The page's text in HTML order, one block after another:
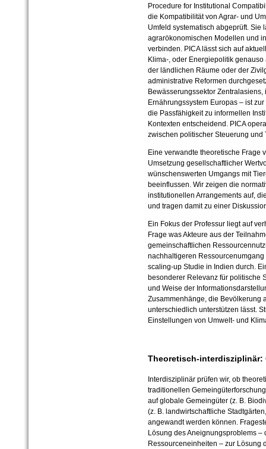
Procedure for Institutional
die Kompatibilität von Agrar- und
Umfeld systematisch abgeprüft. Sie
agrarökonomischen Modellen und
verbinden. PICA lässt sich auf
Klima-, oder Energiepolitik
der ländlichen Räume oder der
administrative Reformen
Bewässerungssektor
Ernährungssystem Europas – ist
die Passfähigkeit zu informellen
Kontexten entscheidend. PICA
zwischen politischer Steuerung und
Eine verwandte theoretische Frage
Umsetzung gesellschaftlicher
wünschenswerten Umgangs mit
beeinflussen. Wir zeigen die
institutionellen Arrangements auf,
und tragen damit zu einer
Ein Fokus der Professur liegt auf
Frage was Akteure aus der
gemeinschaftlichen
nachhaltigeren
scaling-up Studie in Indien durch.
besonderer Relevanz für politische
und Weise der
Zusammenhänge, die Bevölkerung
unterschiedlich unterstützen lässt.
Einstellungen von Umwelt- und
Theoretisch-interdisziplinär:
Interdisziplinär prüfen wir, ob
traditionellen
auf globale Gemeingüter (z. B.
(z. B. landwirtschaftliche
angewandt werden können.
Lösung des Aneignungsproblems –
Ressourceneinheiten – zur Lösung